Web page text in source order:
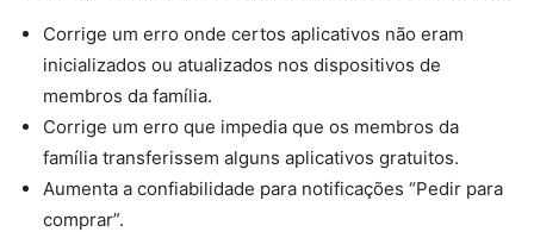
Corrige um erro onde certos aplicativos não eram
inicializados ou atualizados nos dispositivos de
membros da família.
Corrige um erro que impedia que os membros da
família transferissem alguns aplicativos gratuitos.
Aumenta a confiabilidade para notificações “Pedir para
comprar”.